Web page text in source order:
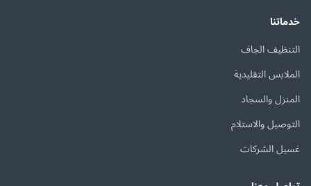
خدماتنا
التنظيف الجاف
الملابس التقليدية
المنزل والسجاد
التوصيل والاستلام
غسيل الشركات